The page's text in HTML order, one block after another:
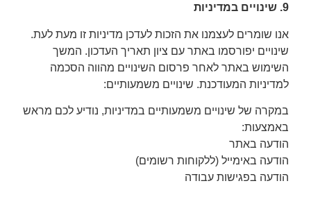
9. שינויים במדיניות
אנו שומרים לעצמנו את הזכות לעדכן מדיניות זו מעת לעת.
שינויים יפורסמו באתר עם ציון תאריך העדכון. המשך
השימוש באתר לאחר פרסום השינויים מהווה הסכמה
למדיניות המעודכנת. שינויים משמעותיים:
במקרה של שינויים משמעותיים במדיניות, נודיע לכם מראש
באמצעות:
הודעה באתר
הודעה באימייל (ללקוחות רשומים)
הודעה בפגישות עבודה